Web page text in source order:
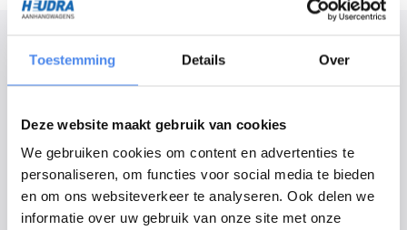
Toestemming Details Over
Deze website maakt gebruik van cookies
We gebruiken cookies om content en advertenties te
personaliseren, om functies voor social media te bieden
en om ons websiteverkeer te analyseren. Ook delen we
informatie over uw gebruik van onze site met onze
Zwarte velgen
Zwarte disselkist
Volledig LED-verlichting